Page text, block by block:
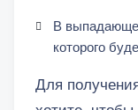
В
которого
Для